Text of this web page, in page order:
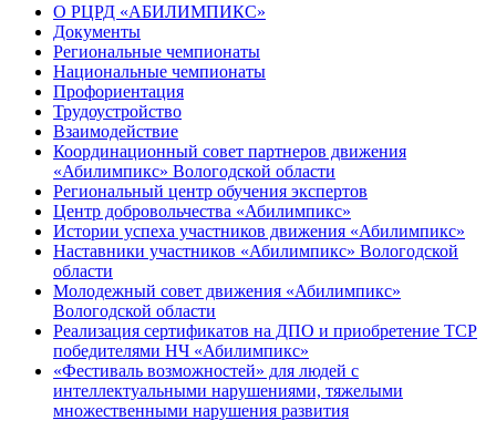
О РЦРД «АБИЛИМПИКС»
Документы
Региональные чемпионаты
Национальные чемпионаты
Профориентация
Трудоустройство
Взаимодействие
Координационный совет партнеров движения
«Абилимпикс» Вологодской области
Региональный центр обучения экспертов
Центр добровольчества «Абилимпикс»
Истории успеха участников движения «Абилимпикс»
Наставники участников «Абилимпикс» Вологодской
области
Молодежный совет движения «Абилимпикс»
Вологодской области
Реализация сертификатов на ДПО и приобретение ТСР
победителями НЧ «Абилимпикс»
«Фестиваль возможностей» для людей с
интеллектуальными нарушениями, тяжелыми
множественными нарушения развития